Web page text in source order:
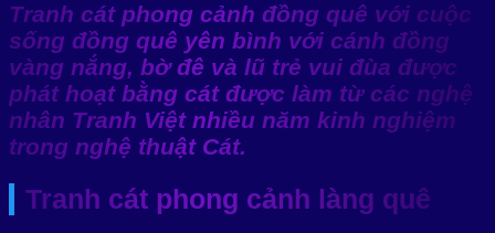
Tranh cát phong cảnh đồng quê với cuộc
sống đồng quê yên bình với cánh đồng
vàng nắng, bờ đê và lũ trẻ vui đùa được
phát hoạt bằng cát được làm từ các nghệ
nhân Tranh Việt nhiều năm kinh nghiệm
trong nghệ thuật Cát.
Tranh cát phong cảnh làng quê